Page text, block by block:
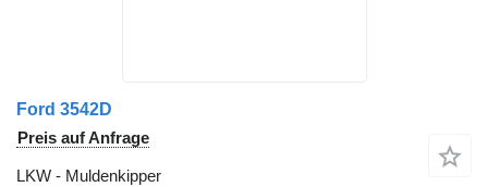
Ford 3542D
Preis auf Anfrage
LKW - Muldenkipper